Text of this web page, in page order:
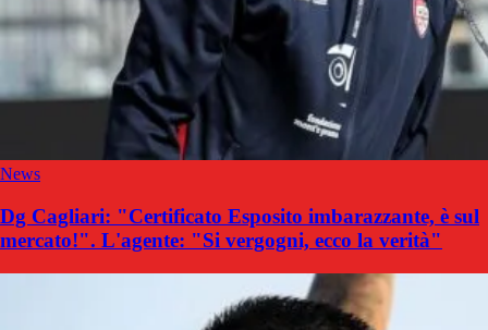
News
Dg Cagliari: "Certificato Esposito imbarazzante, è sul
mercato!". L'agente: "Si vergogni, ecco la verità"